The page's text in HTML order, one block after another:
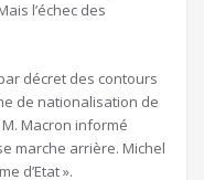
l’échec des
décret des contours
de nationalisation de
Macron informé
marche arrière. Michel
d’Etat ».